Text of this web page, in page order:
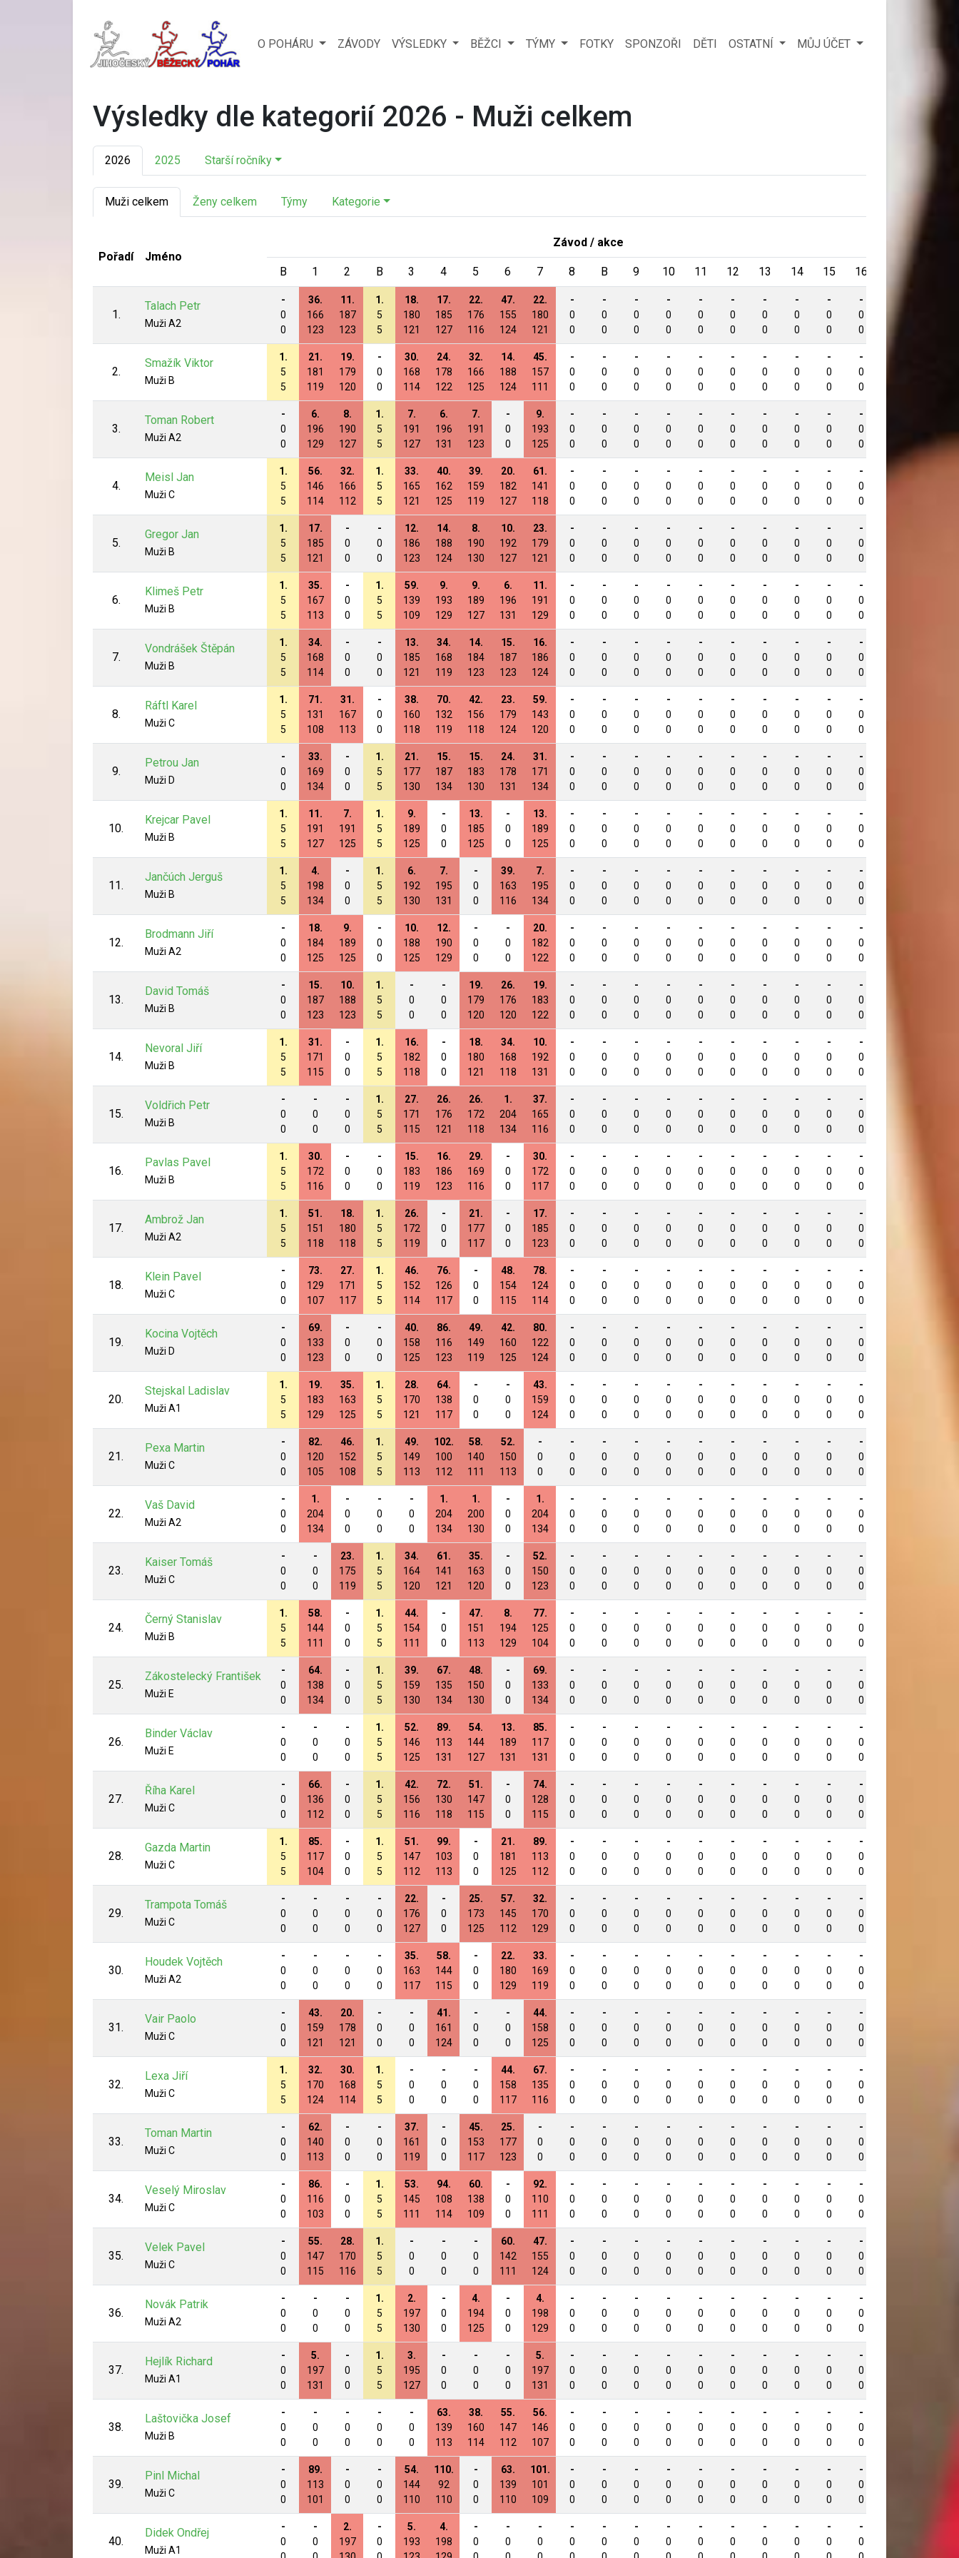
O POHÁRU ZÁVODY VÝSLEDKY BĚŽCI TÝMY FOTKY SPONZOŘI DĚTI OSTATNÍ MŮJ ÚČET
Výsledky dle kategorií 2026 - Muži celkem
2026 2025 Starší ročníky
Muži celkem Ženy celkem Týmy Kategorie
Pořadí Jméno
Závod / akce
B
1 2 B 3 4 5 6 7 8 B 9 10 11 12 13 14 15 16
1.
Talach Petr
Muži A2
-
0
0
36.
166
123
11.
187
123
1.
5
5
18.
180
121
17.
185
127
22.
176
116
47.
155
124
22.
180
121
-
0
0
-
0
0
-
0
0
-
0
0
-
0
0
-
0
0
-
0
0
-
0
0
-
0
0
-
0
0
2.
Smažík Viktor
Muži B
1.
5
5
21.
181
119
19.
179
120
-
0
0
30.
168
114
24.
178
122
32.
166
125
14.
188
124
45.
157
111
-
0
0
-
0
0
-
0
0
-
0
0
-
0
0
-
0
0
-
0
0
-
0
0
-
0
0
-
0
0
3.
Toman Robert
Muži A2
-
0
0
6.
196
129
8.
190
127
1.
5
5
7.
191
127
6.
196
131
7.
191
123
-
0
0
9.
193
125
-
0
0
-
0
0
-
0
0
-
0
0
-
0
0
-
0
0
-
0
0
-
0
0
-
0
0
-
0
0
4.
Meisl Jan
Muži C
1.
5
5
56.
146
114
32.
166
112
1.
5
5
33.
165
121
40.
162
125
39.
159
119
20.
182
127
61.
141
118
-
0
0
-
0
0
-
0
0
-
0
0
-
0
0
-
0
0
-
0
0
-
0
0
-
0
0
-
0
0
-
5.
Gregor Jan
Muži B
1.
5
5
17.
185
121
-
0
0
-
0
0
12.
186
123
14.
188
124
8.
190
130
10.
192
127
23.
179
121
-
0
0
-
0
0
-
0
0
-
0
0
-
0
0
-
0
0
-
0
0
-
0
0
-
0
0
-
0
0
6.
Klimeš Petr
Muži B
1.
5
5
35.
167
113
-
0
0
1.
5
5
59.
139
109
9.
193
129
9.
189
127
6.
196
131
11.
191
129
-
0
0
-
0
0
-
0
0
-
0
0
-
0
0
-
0
0
-
0
0
-
0
0
-
0
0
-
0
0
7.
Vondrášek Štěpán
Muži B
1.
5
5
34.
168
114
-
0
0
-
0
0
13.
185
121
34.
168
119
14.
184
123
15.
187
123
16.
186
124
-
0
0
-
0
0
-
0
0
-
0
0
-
0
0
-
0
0
-
0
0
-
0
0
-
0
0
-
0
0
8.
Ráftl Karel
Muži C
1.
5
5
71.
131
108
31.
167
113
-
0
0
38.
160
118
70.
132
119
42.
156
118
23.
179
124
59.
143
120
-
0
0
-
0
0
-
0
0
-
0
0
-
0
0
-
0
0
-
0
0
-
0
0
-
0
0
-
0
0
9.
Petrou Jan
Muži D
-
0
0
33.
169
134
-
0
0
1.
5
5
21.
177
130
15.
187
134
15.
183
130
24.
178
131
31.
171
134
-
0
0
-
0
0
-
0
0
-
0
0
-
0
0
-
0
0
-
0
0
-
0
0
-
0
0
-
0
0
10.
Krejcar Pavel
Muži B
1.
5
5
11.
191
127
7.
191
125
1.
5
5
9.
189
125
-
0
0
13.
185
125
-
0
0
13.
189
125
-
0
0
-
0
0
-
0
0
-
0
0
-
0
0
-
0
0
-
0
0
-
0
0
-
0
0
-
0
0
11.
Jančúch Jerguš
Muži B
1.
5
5
4.
198
134
-
0
0
1.
5
5
6.
192
130
7.
195
131
-
0
0
39.
163
116
7.
195
134
-
0
0
-
0
0
-
0
0
-
0
0
-
0
0
-
0
0
-
0
0
-
0
0
-
0
0
-
0
0
12.
Brodmann Jiří
Muži A2
-
0
0
18.
184
125
9.
189
125
-
0
0
10.
188
125
12.
190
129
-
0
0
-
0
0
20.
182
122
-
0
0
-
0
0
-
0
0
-
0
0
-
0
0
-
0
0
-
0
0
-
0
0
-
0
0
-
0
0
13.
David Tomáš
Muži B
-
0
0
15.
187
123
10.
188
123
1.
5
5
-
0
0
-
0
0
19.
179
120
26.
176
120
19.
183
122
-
0
0
-
0
0
-
0
0
-
0
0
-
0
0
-
0
0
-
0
0
-
0
0
-
0
0
-
0
0
14.
Nevoral Jiří
Muži B
1.
5
5
31.
171
115
-
0
0
1.
5
5
16.
182
118
-
0
0
18.
180
121
34.
168
118
10.
192
131
-
0
0
-
0
0
-
0
0
-
0
0
-
0
0
-
0
0
-
0
0
-
0
0
-
0
0
-
0
0
15.
Voldřich Petr
Muži B
-
0
0
-
0
0
-
0
0
1.
5
5
27.
171
115
26.
176
121
26.
172
118
1.
204
134
37.
165
116
-
0
0
-
0
0
-
0
0
-
0
0
-
0
0
-
0
0
-
0
0
-
0
0
-
0
0
-
0
0
16.
Pavlas Pavel
Muži B
1.
5
5
30.
172
116
-
0
0
-
0
0
15.
183
119
16.
186
123
29.
169
116
-
0
0
30.
172
117
-
0
0
-
0
0
-
0
0
-
0
0
-
0
0
-
0
0
-
0
0
-
0
0
-
0
0
-
0
0
17.
Ambrož Jan
Muži A2
1.
5
5
51.
151
118
18.
180
118
1.
5
5
26.
172
119
-
0
0
21.
177
117
-
0
0
17.
185
123
-
0
0
-
0
0
-
0
0
-
0
0
-
0
0
-
0
0
-
0
0
-
0
0
-
0
0
-
0
0
18.
Klein Pavel
Muži C
-
0
0
73.
129
107
27.
171
117
1.
5
5
46.
152
114
76.
126
117
-
0
0
48.
154
115
78.
124
114
-
0
0
-
0
0
-
0
0
-
0
0
-
0
0
-
0
0
-
0
0
-
0
0
-
0
0
-
0
0
19.
Kocina Vojtěch
Muži D
-
0
0
69.
133
123
-
0
0
-
0
0
40.
158
125
86.
116
123
49.
149
119
42.
160
125
80.
122
124
-
0
0
-
0
0
-
0
0
-
0
0
-
0
0
-
0
0
-
0
0
-
0
0
-
0
0
-
0
0
20.
Stejskal Ladislav
Muži A1
1.
5
5
19.
183
129
35.
163
125
1.
5
5
28.
170
121
64.
138
117
-
0
0
-
0
0
43.
159
124
-
0
0
-
0
0
-
0
0
-
0
0
-
0
0
-
0
0
-
0
0
-
0
0
-
0
0
-
0
0
21.
Pexa Martin
Muži C
-
0
0
82.
120
105
46.
152
108
1.
5
5
49.
149
113
102.
100
112
58.
140
111
52.
150
113
-
0
0
-
0
0
-
0
0
-
0
0
-
0
0
-
0
0
-
0
0
-
0
0
-
0
0
-
0
0
-
0
0
22.
Vaš David
Muži A2
-
0
0
1.
204
134
-
0
0
-
0
0
-
0
0
1.
204
134
1.
200
130
-
0
0
1.
204
134
-
0
0
-
0
0
-
0
0
-
0
0
-
0
0
-
0
0
-
0
0
-
0
0
-
0
0
-
0
0
23.
Kaiser Tomáš
Muži C
-
0
0
-
0
0
23.
175
119
1.
5
5
34.
164
120
61.
141
121
35.
163
120
-
0
0
52.
150
123
-
0
0
-
0
0
-
0
0
-
0
0
-
0
0
-
0
0
-
0
0
-
0
0
-
0
0
-
0
0
24.
Černý Stanislav
Muži B
1.
5
5
58.
144
111
-
0
0
1.
5
5
44.
154
111
-
0
0
47.
151
113
8.
194
129
77.
125
104
-
0
0
-
0
0
-
0
0
-
0
0
-
0
0
-
0
0
-
0
0
-
0
0
-
0
0
-
0
0
25.
Zákostelecký František
Muži E
-
0
0
64.
138
134
-
0
0
1.
5
5
39.
159
130
67.
135
134
48.
150
130
-
0
0
69.
133
134
-
0
0
-
0
0
-
0
0
-
0
0
-
0
0
-
0
0
-
0
0
-
0
0
-
0
0
-
0
0
26.
Binder Václav
Muži E
-
0
0
-
0
0
-
0
0
1.
5
5
52.
146
125
89.
113
131
54.
144
127
13.
189
131
85.
117
131
-
0
0
-
0
0
-
0
0
-
0
0
-
0
0
-
0
0
-
0
0
-
0
0
-
0
0
-
0
0
27.
Říha Karel
Muži C
-
0
0
66.
136
112
-
0
0
1.
5
5
42.
156
116
72.
130
118
51.
147
115
-
0
0
74.
128
115
-
0
0
-
0
0
-
0
0
-
0
0
-
0
0
-
0
0
-
0
0
-
0
0
-
0
0
-
0
0
28.
Gazda Martin
Muži C
1.
5
5
85.
117
104
-
0
0
1.
5
5
51.
147
112
99.
103
113
-
0
0
21.
181
125
89.
113
112
-
0
0
-
0
0
-
0
0
-
0
0
-
0
0
-
0
0
-
0
0
-
0
0
-
0
0
-
0
0
29.
Trampota Tomáš
Muži C
-
0
0
-
0
0
-
0
0
-
0
0
22.
176
127
-
0
0
25.
173
125
57.
145
112
32.
170
129
-
0
0
-
0
0
-
0
0
-
0
0
-
0
0
-
0
0
-
0
0
-
0
0
-
0
0
-
0
0
30.
Houdek Vojtěch
Muži A2
-
0
0
-
0
0
-
0
0
-
0
0
35.
163
117
58.
144
115
-
0
0
22.
180
129
33.
169
119
-
0
0
-
0
0
-
0
0
-
0
0
-
0
0
-
0
0
-
0
0
-
0
0
-
0
0
-
0
0
31.
Vair Paolo
Muži C
-
0
0
43.
159
121
20.
178
121
-
0
0
-
0
0
41.
161
124
-
0
0
-
0
0
44.
158
125
-
0
0
-
0
0
-
0
0
-
0
0
-
0
0
-
0
0
-
0
0
-
0
0
-
0
0
-
0
0
32.
Lexa Jiří
Muži C
1.
5
5
32.
170
124
30.
168
114
1.
5
5
-
0
0
-
0
0
-
0
0
44.
158
117
67.
135
116
-
0
0
-
0
0
-
0
0
-
0
0
-
0
0
-
0
0
-
0
0
-
0
0
-
0
0
-
0
0
33.
Toman Martin
Muži C
-
0
0
62.
140
113
-
0
0
-
0
0
37.
161
119
-
0
0
45.
153
117
25.
177
123
-
0
0
-
0
0
-
0
0
-
0
0
-
0
0
-
0
0
-
0
0
-
0
0
-
0
0
-
0
0
-
0
0
34.
Veselý Miroslav
Muži C
-
0
0
86.
116
103
-
0
0
1.
5
5
53.
145
111
94.
108
114
60.
138
109
-
0
0
92.
110
111
-
0
0
-
0
0
-
0
0
-
0
0
-
0
0
-
0
0
-
0
0
-
0
0
-
0
0
-
0
0
35.
Velek Pavel
Muži C
-
0
0
55.
147
115
28.
170
116
1.
5
5
-
0
0
-
0
0
-
0
0
60.
142
111
47.
155
124
-
0
0
-
0
0
-
0
0
-
0
0
-
0
0
-
0
0
-
0
0
-
0
0
-
0
0
-
0
0
36.
Novák Patrik
Muži A2
-
0
0
-
0
0
-
0
0
1.
5
5
2.
197
130
-
0
0
4.
194
125
-
0
0
4.
198
129
-
0
0
-
0
0
-
0
0
-
0
0
-
0
0
-
0
0
-
0
0
-
0
0
-
0
0
-
0
0
37.
Hejlík Richard
Muži A1
-
0
0
5.
197
131
-
0
0
1.
5
5
3.
195
127
-
0
0
-
0
0
-
0
0
5.
197
131
-
0
0
-
0
0
-
0
0
-
0
0
-
0
0
-
0
0
-
0
0
-
0
0
-
0
0
-
0
0
38.
Laštovička Josef
Muži B
-
0
0
-
0
0
-
0
0
-
0
0
-
0
0
63.
139
113
38.
160
114
55.
147
112
56.
146
107
-
0
0
-
0
0
-
0
0
-
0
0
-
0
0
-
0
0
-
0
0
-
0
0
-
0
0
-
0
0
39.
Pinl Michal
Muži C
-
0
0
89.
113
101
-
0
0
-
0
0
54.
144
110
110.
92
110
-
0
0
63.
139
110
101.
101
109
-
0
0
-
0
0
-
0
0
-
0
0
-
0
0
-
0
0
-
0
0
-
0
0
-
0
0
-
0
0
40.
Didek Ondřej
Muži A1
-
0
-
0
2.
197
-
0
5.
193
4.
198
-
0
-
0
-
0
-
0
-
0
-
0
-
0
-
0
-
0
-
0
-
0
-
0
-
0